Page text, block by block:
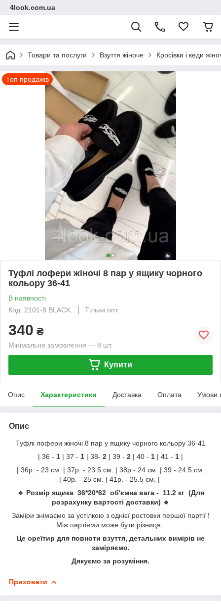
4look.com.ua
Товари та послуги Взуття жіноче Кросівки і кеди
Топ продажів
Туфлі лофери жіночі 8 пар у ящику чорного
кольору 36-41
В наявності
Код: 2101-8 BLACK.
Тільки опт
340 ₴
Мінімальне замовлення — 8 шт.
Купити
Опис Характеристики Доставка Оплата Умови
Опис
Туфлі лофери жіночі 8 пар у ящику чорного кольору 36-41
| 36 - 1 | 37 - 1 | 38- 2 | 39 - 2 | 40 - 1 | 41 - 1 |
| 36р. - 23 см. | 37р. - 23.5 см. | 38р.- 24 см. | 39 - 24.5 см.
| 40р. - 25 см. | 41р. - 25.5 см. |
🔹 Розмір ящика 36*20*62 об'ємна вага - 11.2 кг (Для
розрахунку вартості доставки) 🔹
Заміри знімаємо за устілкою з однієї ростовки першої партії !
Між партіями може бути різниця .
Це ореїтир для повноти взуття, детальних вимірів не
заміряємо.
Дякуємо за розуміння.
Приховати